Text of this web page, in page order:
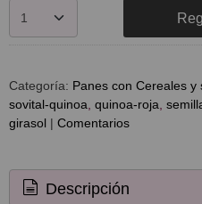
Categoría: Panes con Cereales y
sovital-quinoa quinoa-roja
girasol | Comentarios
Descripción